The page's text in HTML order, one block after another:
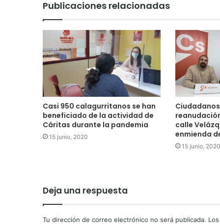
Publicaciones relacionadas
Casi 950 calagurritanos se han
beneficiado de la actividad de
Cáritas durante la pandemia
15 junio, 2020
calle
enmienda
15 junio, 2020
Deja una respuesta
Tu dirección de correo electrónico no será publicada.